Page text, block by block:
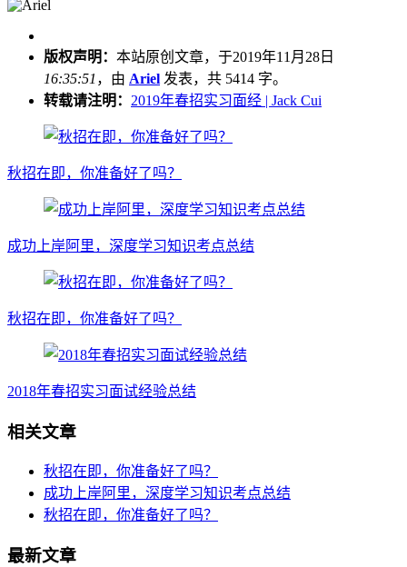
版权声明： 本站原创文章，于2019年11月28日
16:35:51 ，由 Ariel 发表，共 5414 字。
转载请注明： 2019年春招实习面经 | Jack Cui
秋招在即，你准备好了吗？
成功上岸阿里，深度学习知识考点总结
秋招在即，你准备好了吗？
2018年春招实习面试经验总结
相关文章
秋招在即，你准备好了吗？
成功上岸阿里，深度学习知识考点总结
秋招在即，你准备好了吗？
最新文章